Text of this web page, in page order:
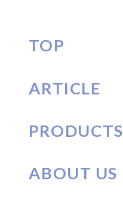
TOP
ARTICLE
PRODUCTS
ABOUT US